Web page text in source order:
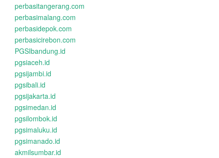
perbasitangerang.com
perbasimalang.com
perbasidepok.com
perbasicirebon.com
PGSIbandung.id
pgsiaceh.id
pgsijambi.id
pgsibali.id
pgsijakarta.id
pgsimedan.id
pgsilombok.id
pgsimaluku.id
pgsimanado.id
akmilsumbar.id